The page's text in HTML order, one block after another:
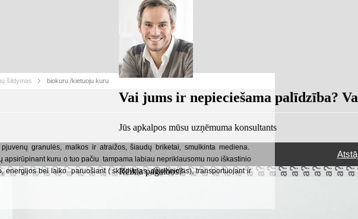
šildymas biokuru /kietuoju kuru
granulės, malkos ir atraižos, šiaudų briketai, smulkinta mediena.
apsirūpinant kuru o tuo pačiu tampama labiau nepriklausomu nuo iškastinio
energijos bei laiko paruošiant ( skaldymas, džiovinimas), transportuojant ir
Vai jums ir nepieciešama palīdzība?
Jūs apkalpos mūsu uzņēmuma konsultants
Reikia pagalbos?